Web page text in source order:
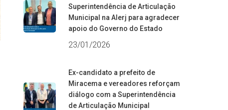
Superintendência de Articulação
Municipal na Alerj para agradecer
apoio do Governo do Estado
23/01/2026
Ex-candidato a prefeito de
Miracema e vereadores reforçam
diálogo com a Superintendência
de Articulação Municipal